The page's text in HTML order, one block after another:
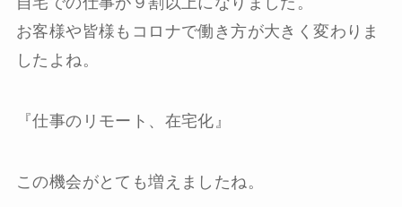
お客様や皆様もコロナで働き方が大きく変わりま
したよね。
『仕事のリモート、在宅化』
この機会がとても増えましたね。